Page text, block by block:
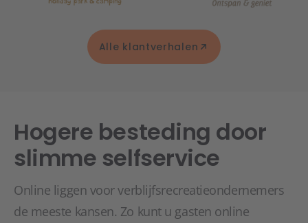
Alle klantverhalen
Hogere besteding door
slimme selfservice
Online liggen voor verblijfsrecreatieondernemers
de meeste kansen. Zo kunt u gasten online